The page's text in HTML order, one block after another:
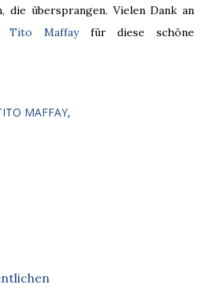
die übersprangen. Vielen Dank an
Tito Maffayfür diese schöne
MAFFAY